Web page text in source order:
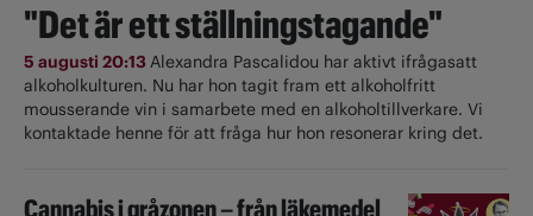
"Det är ett ställningstagande"
5 augusti 20:13 Alexandra Pascalidou har aktivt ifrågasatt
alkoholkulturen. Nu har hon tagit fram ett alkoholfritt
mousserande vin i samarbete med en alkoholtillverkare. Vi
kontaktade henne för att fråga hur hon resonerar kring det.
Cannabis i gråzonen – från läkemedel